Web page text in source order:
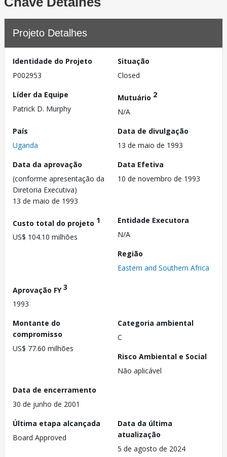
Projeto Detalhes
Identidade do Projeto
P002953
Situação
Closed
Líder da Equipe
Patrick D. Murphy
Mutuário 2
N/A
País
Uganda
Data de divulgação
13 de maio de 1993
Data da aprovação
(conforme apresentação da
Diretoria Executiva)
13 de maio de 1993
Data Efetiva
10 de novembro de 1993
Custo total do projeto 1
US$ 104.10 milhões
Entidade Executora
N/A
Região
Eastern and Southern Africa
Aprovação FY3
1993
Montante do
compromisso
US$ 77.60 milhões
Categoria ambiental
C
Risco Ambiental e Social
Não aplicável
Data de encerramento
30 de junho de 2001
Última etapa alcançada
Board Approved
Data da última
atualização
5 de agosto de 2024